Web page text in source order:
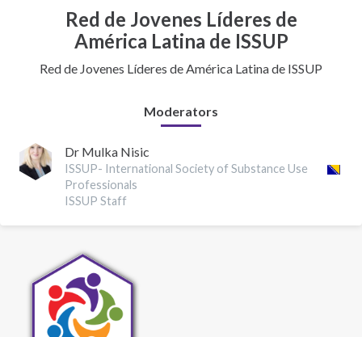
Red de Jovenes Líderes de
América Latina de ISSUP
Red de Jovenes Líderes de América Latina de ISSUP
Moderators
Dr Mulka Nisic
ISSUP- International Society of Substance Use
Professionals
ISSUP Staff